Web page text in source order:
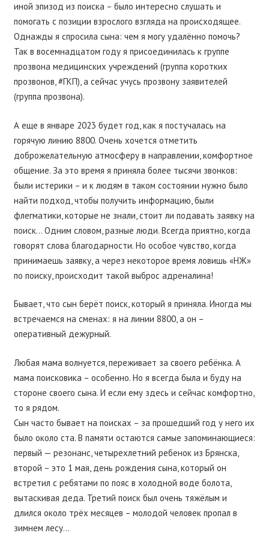
иной эпизод из поиска – было интересно слушать и
помогать с позиции взрослого взгляда на происходящее.
Однажды я спросила сына: чем я могу удалённо помочь?
Так в восемнадцатом году я присоединилась к группе
прозвона медицинских учреждений (группа коротких
прозвонов, #ГКП), а сейчас учусь прозвону заявителей
(группа прозвона).
А еще в январе 2023 будет год, как я постучалась на
горячую линию 8800. Очень хочется отметить
доброжелательную атмосферу в направлении, комфортное
общение. За это время я приняла более тысячи звонков:
были истерики – и к людям в таком состоянии нужно было
найти подход, чтобы получить информацию, были
флегматики, которые не знали, стоит ли подавать заявку на
поиск… Одним словом, разные люди. Всегда приятно, когда
говорят слова благодарности. Но особое чувство, когда
принимаешь заявку, а через некоторое время ловишь «НЖ»
по поиску, происходит такой выброс адреналина!
Бывает, что сын берёт поиск, который я приняла. Иногда мы
встречаемся на сменах: я на линии 8800, а он –
оперативный дежурный.
Любая мама волнуется, переживает за своего ребёнка. А
мама поисковика – особенно. Но я всегда была и буду на
стороне своего сына. И если ему здесь и сейчас комфортно,
то я рядом.
Сын часто бывает на поисках – за прошедший год у него их
было около ста. В памяти остаются самые запоминающиеся:
первый — резонанс, четырехлетний ребенок из Брянска,
второй – это 1 мая, день рождения сына, который он
встретил с ребятами по пояс в холодной воде болота,
вытаскивая деда. Третий поиск был очень тяжёлым и
длился около трёх месяцев – молодой человек пропал в
зимнем лесу…